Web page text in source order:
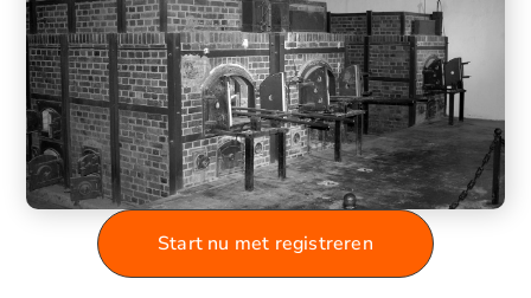
Start nu met registreren